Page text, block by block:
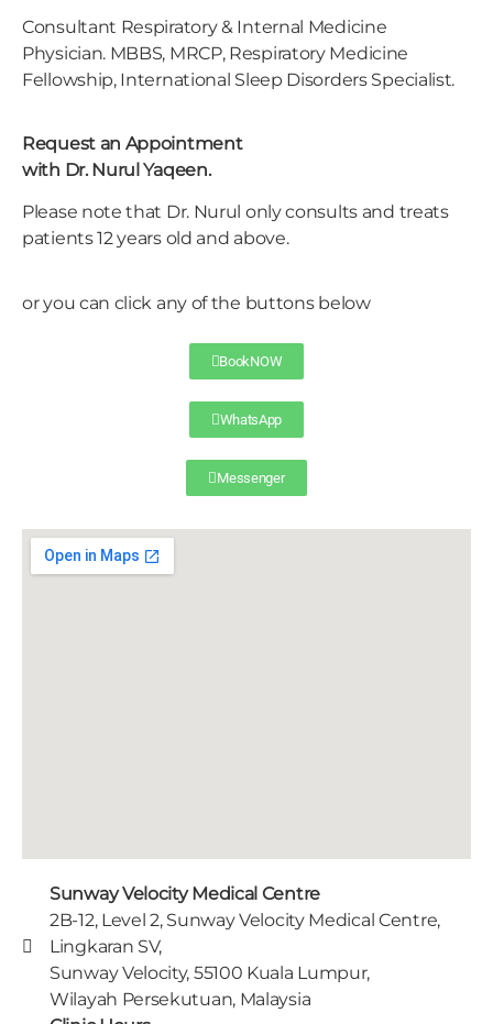
Consultant Respiratory & Internal Medicine
Physician. MBBS, MRCP, Respiratory Medicine
Fellowship, International Sleep Disorders Specialist.
Request an Appointment
with Dr. Nurul Yaqeen.
Please note that Dr. Nurul only consults and treats
patients 12 years old and above.
or you can click any of the buttons below
BookNOW
WhatsApp
Messenger
Sunway Velocity Medical Centre
2B-12, Level 2, Sunway Velocity Medical Centre,
Lingkaran SV,
Sunway Velocity, 55100 Kuala Lumpur,
Wilayah Persekutuan, Malaysia